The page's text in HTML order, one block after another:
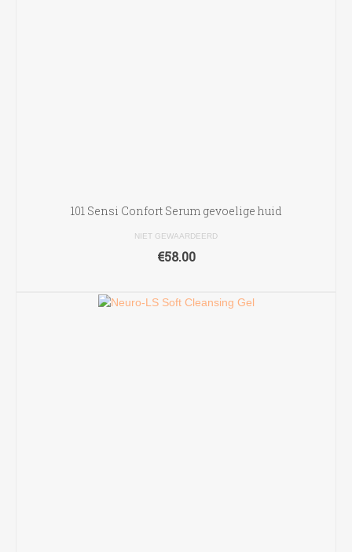
101 Sensi Confort Serum gevoelige huid
NIET GEWAARDEERD
€58.00